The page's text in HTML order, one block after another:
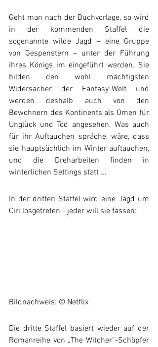
Geht man nach der Buchvorlage, so wird
in der kommenden Staffel die
sogenannte wilde Jagd – eine Gruppe
von Gespenstern – unter der Führung
ihres Königs im eingeführt werden. Sie
bilden den wohl mächtigsten
Widersacher der Fantasy-Welt und
werden deshalb auch von den
Bewohnern des Kontinents als Omen für
Unglück und Tod angesehen. Was auch
für ihr Auftauchen spräche, wäre, dass
sie hauptsächlich im Winter auftauchen,
und die Dreharbeiten finden in
winterlichen Settings statt ...
In der dritten Staffel wird eine Jagd um
Ciri losgetreten - jeder will sie fassen:
Bildnachweis: © Netflix
Die dritte Staffel basiert wieder auf der
Romanreihe von „The Witcher“-Schöpfer